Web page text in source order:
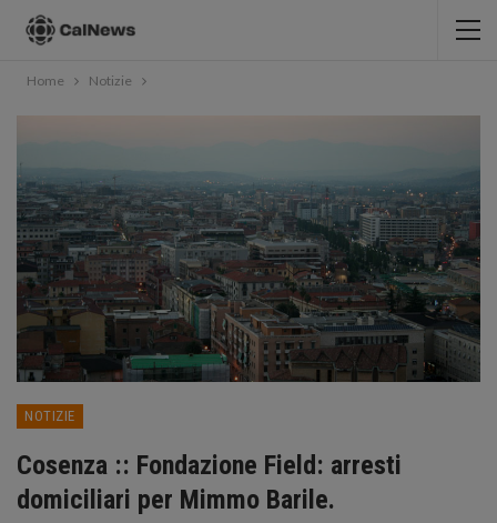
Home Notizie
NOTIZIE
Cosenza :: Fondazione Field: arresti
domiciliari per Mimmo Barile.